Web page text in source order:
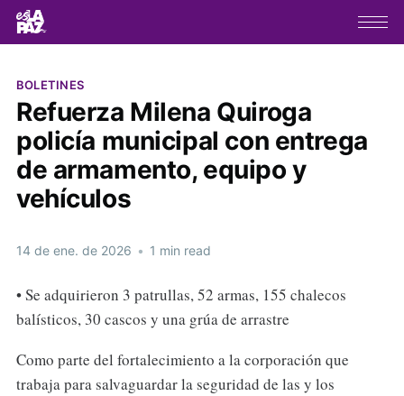
BOLETINES
Refuerza Milena Quiroga
policía municipal con entrega
de armamento, equipo y
vehículos
14 de ene. de 2026 • 1 min read
• Se adquirieron 3 patrullas, 52 armas, 155 chalecos
balísticos, 30 cascos y una grúa de arrastre
Como parte del fortalecimiento a la corporación que
trabaja para salvaguardar la seguridad de las y los